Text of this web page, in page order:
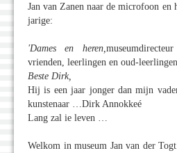
Jan van Zanen naar de microfoon en
jarige:
'Dames en heren,
vrienden, leerlingen en oud-
Beste Dirk,
Hij is een jaar jonger dan mijn
kunstenaar …Dirk Annokkeé
Lang zal ie leven …
Welkom in museum Jan van der